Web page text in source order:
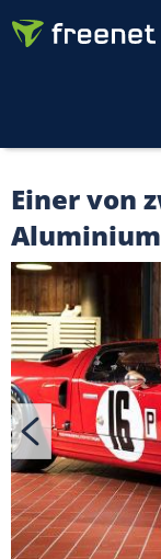
Einer von